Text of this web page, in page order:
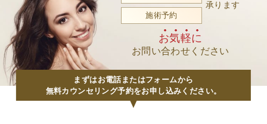
施術予約
承ります
お気軽に
お問い合わせください
まずはお電話またはフォームから
無料カウンセリング予約をお申し込みください。